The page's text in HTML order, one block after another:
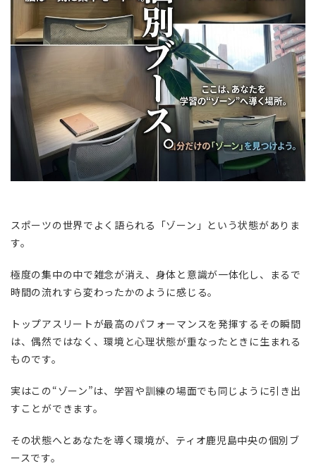
スポーツの世界でよく語られる「ゾーン」という状態がありま
す。
極度の集中の中で雑念が消え、身体と意識が一体化し、まるで
時間の流れすら変わったかのように感じる。
トップアスリートが最高のパフォーマンスを発揮するその瞬間
は、偶然ではなく、環境と心理状態が重なったときに生まれる
ものです。
実はこの“ゾーン”は、学習や訓練の場面でも同じように引き出
すことができます。
その状態へとあなたを導く環境が、ティオ鹿児島中央の個別ブ
ースです。